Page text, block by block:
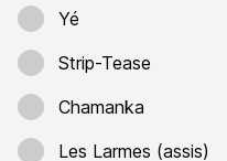
Yé
Strip-Tease
Chamanka
Les Larmes (assis)